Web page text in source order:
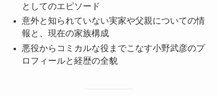
としてのエピソード
意外と知られていない実家や父親についての情
報と、現在の家族構成
悪役からコミカルな役までこなす小野武彦のプ
ロフィールと経歴の全貌